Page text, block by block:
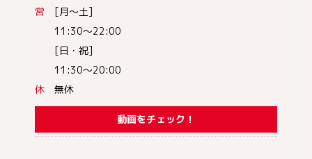
営 [月～土]
11:30～22:00
[日・祝]
11:30～20:00
休 無休
動画をチェック！